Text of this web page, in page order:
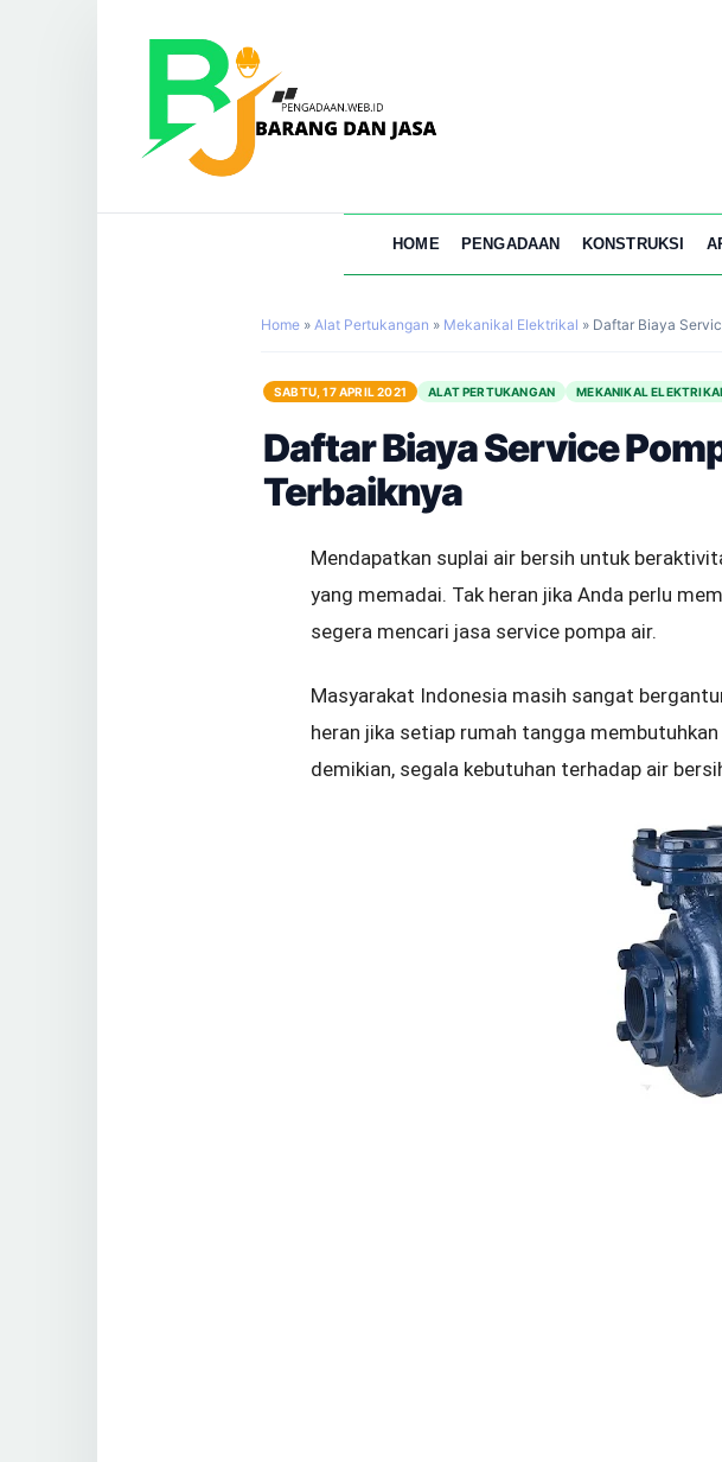
HOME PENGADAAN KONSTRUKSI
Home » Alat Pertukangan » Mekanikal Elektrikal » Daftar Biaya
SABTU, 17 APRIL 2021 ALAT PERTUKANGAN MEKANIKAL
Daftar Biaya Service
Terbaiknya
Mendapatkan suplai air bersih untuk
yang memadai. Tak heran jika Anda perlu
segera mencari jasa service pompa air.
Masyarakat Indonesia masih sangat
heran jika setiap rumah tangga
demikian, segala kebutuhan terhadap air